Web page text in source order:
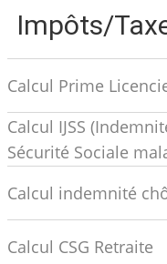
Impôts/
Calcul Prime
Calcul IJSS
Sécurité Sociale
Calcul indemnité
Calcul CSG Retraite